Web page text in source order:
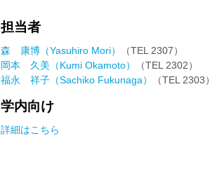
担当者
森 康博（Yasuhiro Mori）
（TEL 2307）
岡本 久美（Kumi Okamoto）
（TEL 2302）
福永 祥子（Sachiko Fukunaga）
（TEL 2303）
学内向け
詳細はこちら